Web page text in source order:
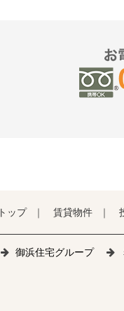
トップ 賃貸物件
御浜住宅グループ